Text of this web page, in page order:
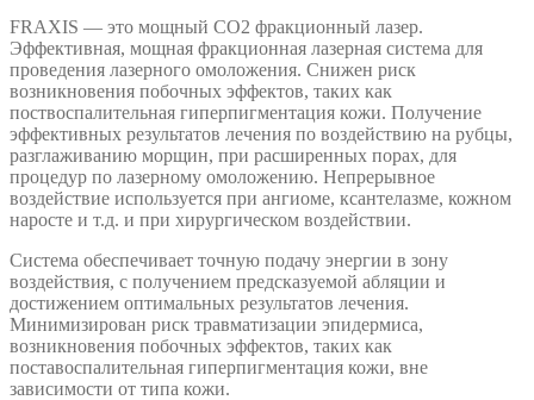
FRAXIS — это мощный CO2 фракционный лазер.
Эффективная, мощная фракционная лазерная система для
проведения лазерного омоложения. Снижен риск
возникновения побочных эффектов, таких как
поствоспалительная гиперпигментация кожи. Получение
эффективных результатов лечения по воздействию на рубцы,
разглаживанию морщин, при расширенных порах, для
процедур по лазерному омоложению. Непрерывное
воздействие используется при ангиоме, ксантелазме, кожном
наросте и т.д. и при хирургическом воздействии.
Система обеспечивает точную подачу энергии в зону
воздействия, с получением предсказуемой абляции и
достижением оптимальных результатов лечения.
Минимизирован риск травматизации эпидермиса,
возникновения побочных эффектов, таких как
поставоспалительная гиперпигментация кожи, вне
зависимости от типа кожи.